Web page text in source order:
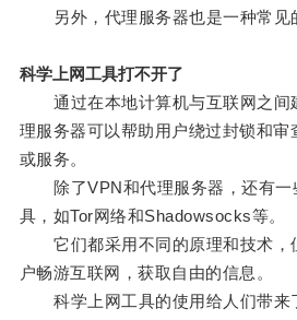
另外，代理服务器也是一种常见
科学上网工具打不开了
通过在本地计算机与互联网之间
理服务器可以帮助用户绕过封锁和审
或服务。
除了VPN和代理服务器，还有一
具，如Tor网络和Shadowsocks等。
它们都采用不同的原理和技术，
户畅游互联网，获取自由的信息。
科学上网工具的使用给人们带来